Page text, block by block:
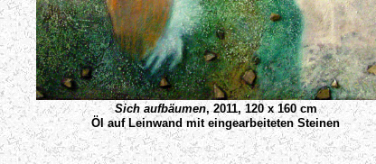
Sich aufbäumen, 2011, 120 x 160 cm
Öl auf Leinwand mit eingearbeiteten Steinen